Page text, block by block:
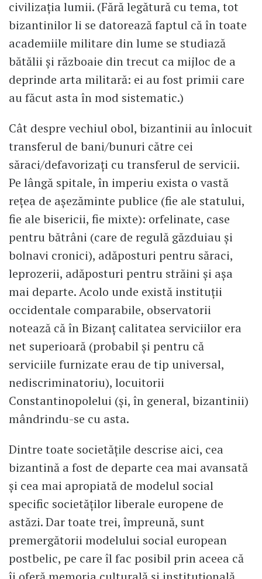
civilizația lumii. (Fără legătură cu tema, tot
bizantinilor li se datorează faptul că în toate
academiile militare din lume se studiază
bătălii și războaie din trecut ca mijloc de a
deprinde arta militară: ei au fost primii care
au făcut asta în mod sistematic.)
Cât despre vechiul obol, bizantinii au înlocuit
transferul de bani/bunuri către cei
săraci/defavorizați cu transferul de servicii.
Pe lângă spitale, în imperiu exista o vastă
rețea de așezăminte publice (fie ale statului,
fie ale bisericii, fie mixte): orfelinate, case
pentru bătrâni (care de regulă găzduiau și
bolnavi cronici), adăposturi pentru săraci,
leprozerii, adăposturi pentru străini și așa
mai departe. Acolo unde există instituții
occidentale comparabile, observatorii
notează că în Bizanț calitatea serviciilor era
net superioară (probabil și pentru că
serviciile furnizate erau de tip universal,
nediscriminatoriu), locuitorii
Constantinopolelui (și, în general, bizantinii)
mândrindu-se cu asta.
Dintre toate societățile descrise aici, cea
bizantină a fost de departe cea mai avansată
și cea mai apropiată de modelul social
specific societăților liberale europene de
astăzi. Dar toate trei, împreună, sunt
premergătorii modelului social european
postbelic, pe care îl fac posibil prin aceea că